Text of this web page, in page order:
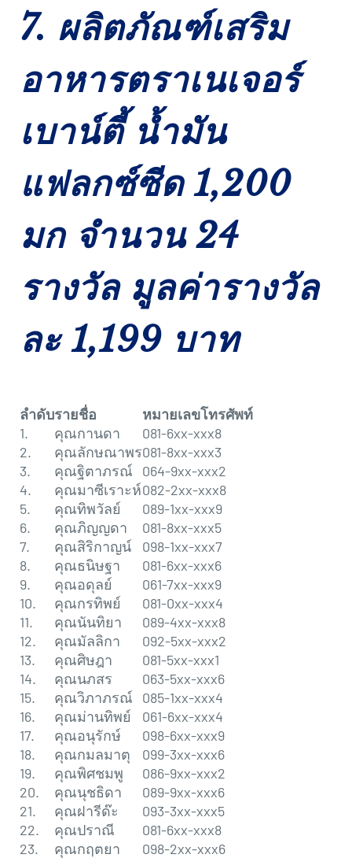
7. ผลิตภัณฑ์เสริม
อาหารตราเนเจอร์
เบาน์ตี้ นํ้ามัน
แฟลกซ์ซีด 1,200
มก จำนวน 24
รางวัล มูลค่ารางวัล
ละ 1,199 บาท
ลำดับรายชื่อ
หมายเลขโทรศัพท์
1.
คุณกานดา
081-6xx-xxx8
2.
คุณลักษณา​พร081-8xx-xxx3
3.
คุณฐิตาภรณ์
064-9xx-xxx2
4.
คุณมาซีเราะห์082-2xx-xxx8
5.
คุณทิพวัลย์
089-1xx-xxx9
6.
คุณภิญญดา
081-8xx-xxx5
7.
คุณสิริกาญน์
098-1xx-xxx7
8.
คุณธนิษฐา
081-6xx-xxx6
9.
คุณอดุลย์
061-7xx-xxx9
10.
คุณกรทิพย์
081-0xx-xxx4
11.
คุณนันทิยา
089-4xx-xxx8
12.
คุณมัลลิกา
092-5xx-xxx2
13.
คุณศิษฎา
081-5xx-xxx1
14.
คุณนภสร
063-5xx-xxx6
15.
คุณวิภาภรณ์
085-1xx-xxx4
16.
คุณม่านทิพย์
061-6xx-xxx4
17.
คุณอนุรักษ์
098-6xx-xxx9
18.
คุณกมลมาตุ
099-3xx-xxx6
19.
คุณพิศชมพู
086-9xx-xxx2
20.
คุณนุชธิดา
089-9xx-xxx6
21.
คุณฝารีด๊ะ
093-3xx-xxx5
22.
คุณปราณี
081-6xx-xxx8
23.
คุณกฤตยา
098-2xx-xxx6